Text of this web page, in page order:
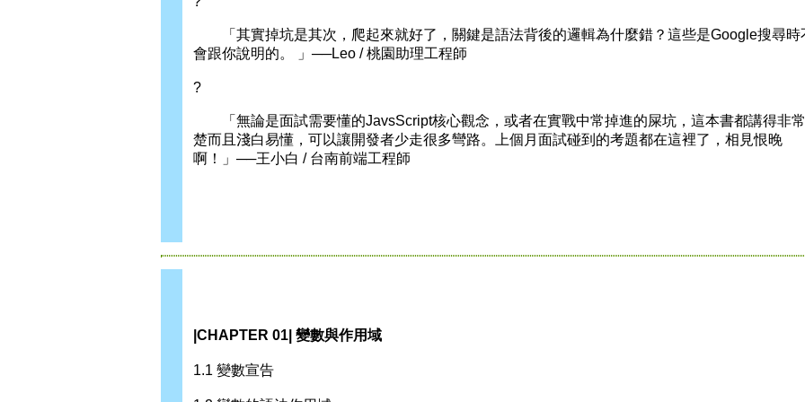
「其實掉坑是其次，爬起來就好了，關鍵是語法背後的邏輯為什麼錯？這些是Google搜尋時
會跟你說明的。 」──Leo / 桃園助理工程師
?
「無論是面試需要懂的JavsScript核心觀念，或者在實戰中常掉進的屎坑，這本書都講得非
楚而且淺白易懂，可以讓開發者少走很多彎路。上個月面試碰到的考題都在這裡了，相見恨晚
啊！」──王小白 / 台南前端工程師
|CHAPTER 01| 變數與作用域
1.1 變數宣告